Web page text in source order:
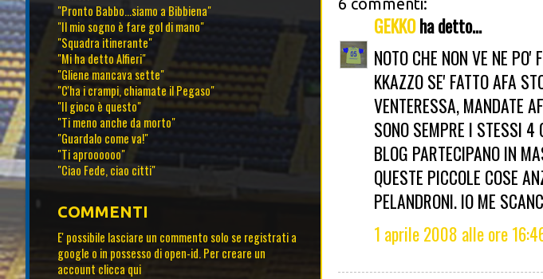
GEKKOha detto...
NOTO CHE NON VE NE PO'
KKAZZO SE' FATTO AFA
VENTERESSA, MANDATE
SONO SEMPRE I STESSI 4
BLOG PARTECIPANO IN
QUESTE PICCOLE COSE
PELANDRONI. IO ME
1 aprile 2008 alle ore
"Pronto Babbo...siamo a Bibbiena"
"Il mio sogno è fare gol di mano"
"Squadra itinerante"
"Mi ha detto Alfieri"
"Gliene mancava sette"
"C'ha i crampi, chiamate il Pegaso"
"Il gioco è questo"
"Ti meno anche da morto"
"Guardalo come va!"
"Ti aproooooo"
"Ciao Fede, ciao citti"
COMMENTI
E' possibile lasciare un commento solo se registrati a
google o in possesso di open-id. Per creare un
account clicca qui